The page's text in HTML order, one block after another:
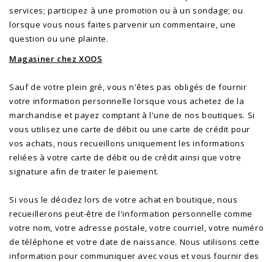
services; participez à une promotion ou à un sondage; ou
lorsque vous nous faites parvenir un commentaire, une
question ou une plainte.
Magasiner chez XOOS
Sauf de votre plein gré, vous n'êtes pas obligés de fournir
votre information personnelle lorsque vous achetez de la
marchandise et payez comptant à l'une de nos boutiques. Si
vous utilisez une carte de débit ou une carte de crédit pour
vos achats, nous recueillons uniquement les informations
reliées à votre carte de débit ou de crédit ainsi que votre
signature afin de traiter le paiement.
Si vous le décidez lors de votre achat en boutique, nous
recueillerons peut-être de l'information personnelle comme
votre nom, votre adresse postale, votre courriel, votre numéro
de téléphone et votre date de naissance. Nous utilisons cette
information pour communiquer avec vous et vous fournir des